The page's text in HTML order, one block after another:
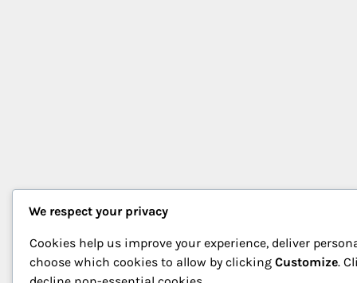
We respect your privacy
Cookies help us improve your experience, deliver
choose which cookies to allow by clicking Customize.